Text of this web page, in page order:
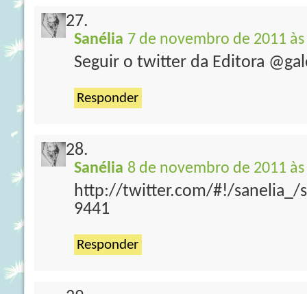
Sanélia 7 de novembro de 2011
Seguir o twitter da Editora
Responder
Sanélia 8 de novembro de 2011
http://twitter.com/#!/sanelia_/
9441
Responder